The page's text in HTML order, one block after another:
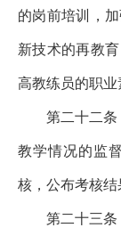
的岗前培训，
新技术的再教
高教练员的职业
第二十二条
教学情况的监
核，公布考核结
第二十三条